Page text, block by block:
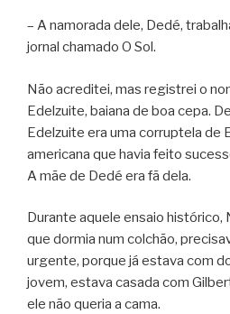
– A namorada dele, Dedé,
jornal chamado O Sol.
Não acreditei, mas registrei o
Edelzuite, baiana de boa cepa.
Edelzuite era uma corruptela de
americana que havia feito
A mãe de Dedé era fã dela.
Durante aquele ensaio histórico,
que dormia num colchão,
urgente, porque já estava com
jovem, estava casada com
ele não queria a cama.